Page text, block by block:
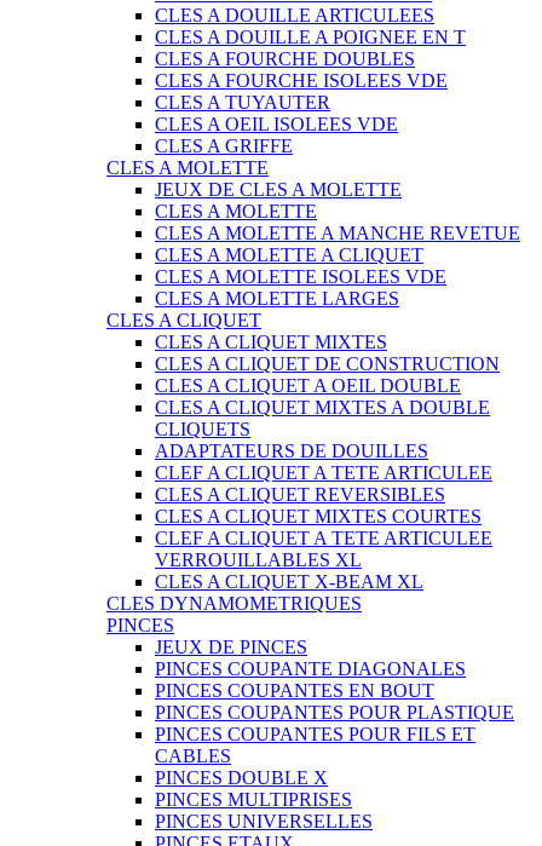
CLES A DOUILLE ARTICULEES
CLES A DOUILLE A POIGNEE EN T
CLES A FOURCHE DOUBLES
CLES A FOURCHE ISOLEES VDE
CLES A TUYAUTER
CLES A OEIL ISOLEES VDE
CLES A GRIFFE
CLES A MOLETTE
JEUX DE CLES A MOLETTE
CLES A MOLETTE
CLES A MOLETTE A MANCHE REVETUE
CLES A MOLETTE A CLIQUET
CLES A MOLETTE ISOLEES VDE
CLES A MOLETTE LARGES
CLES A CLIQUET
CLES A CLIQUET MIXTES
CLES A CLIQUET DE CONSTRUCTION
CLES A CLIQUET A OEIL DOUBLE
CLES A CLIQUET MIXTES A DOUBLE
CLIQUETS
ADAPTATEURS DE DOUILLES
CLEF A CLIQUET A TETE ARTICULEE
CLES A CLIQUET REVERSIBLES
CLES A CLIQUET MIXTES COURTES
CLEF A CLIQUET A TETE ARTICULEE
VERROUILLABLES XL
CLES A CLIQUET X-BEAM XL
CLES DYNAMOMETRIQUES
PINCES
JEUX DE PINCES
PINCES COUPANTE DIAGONALES
PINCES COUPANTES EN BOUT
PINCES COUPANTES POUR PLASTIQUE
PINCES COUPANTES POUR FILS ET
CABLES
PINCES DOUBLE X
PINCES MULTIPRISES
PINCES UNIVERSELLES